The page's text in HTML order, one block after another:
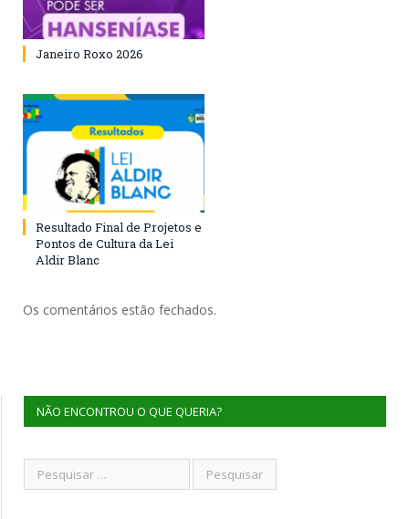
Janeiro Roxo 2026
Resultado Final de Projetos e
Pontos de Cultura da Lei
Aldir Blanc
Os comentários estão fechados.
NÃO ENCONTROU O QUE QUERIA?